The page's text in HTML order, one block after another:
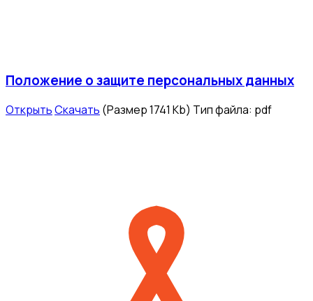
Положение о защите персональных данных
ОткрытьСкачать (Размер 1741 Kb) Тип файла: pdf